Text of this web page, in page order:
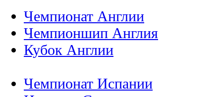
Чемпионат Англии
Чемпионшип Англия
Кубок Англии
Чемпионат Испании